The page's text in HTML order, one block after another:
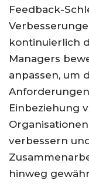
Feedback-
kontinuierlich
Managers
anpassen, um
Einbeziehung
verbessern
hinweg